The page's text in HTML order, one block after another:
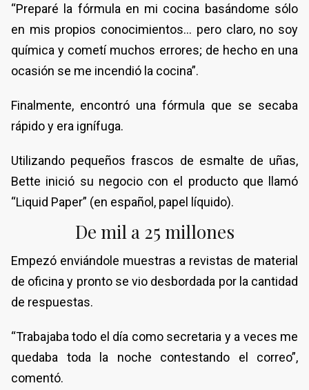
“Preparé la fórmula en mi cocina basándome sólo
en mis propios conocimientos… pero claro, no soy
química y cometí muchos errores; de hecho en una
ocasión se me incendió la cocina”.
Finalmente, encontró una fórmula que se secaba
rápido y era ignífuga.
Utilizando pequeños frascos de esmalte de uñas,
Bette inició su negocio con el producto que llamó
“Liquid Paper” (en español, papel líquido).
De mil a 25 millones
Empezó enviándole muestras a revistas de material
de oficina y pronto se vio desbordada por la cantidad
de respuestas.
“Trabajaba todo el día como secretaria y a veces me
quedaba toda la noche contestando el correo”,
comentó.